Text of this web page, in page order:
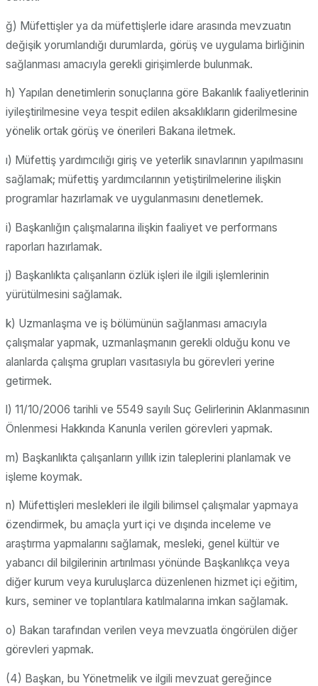
ğ) Müfettişler ya da müfettişlerle idare arasında mevzuatın
değişik yorumlandığı durumlarda, görüş ve uygulama birliğinin
sağlanması amacıyla gerekli girişimlerde bulunmak.
h) Yapılan denetimlerin sonuçlarına göre Bakanlık faaliyetlerinin
iyileştirilmesine veya tespit edilen aksaklıkların giderilmesine
yönelik ortak görüş ve önerileri Bakana iletmek.
ı) Müfettiş yardımcılığı giriş ve yeterlik sınavlarının yapılmasını
sağlamak; müfettiş yardımcılarının yetiştirilmelerine ilişkin
programlar hazırlamak ve uygulanmasını denetlemek.
i) Başkanlığın çalışmalarına ilişkin faaliyet ve performans
raporları hazırlamak.
j) Başkanlıkta çalışanların özlük işleri ile ilgili işlemlerinin
yürütülmesini sağlamak.
k) Uzmanlaşma ve iş bölümünün sağlanması amacıyla
çalışmalar yapmak, uzmanlaşmanın gerekli olduğu konu ve
alanlarda çalışma grupları vasıtasıyla bu görevleri yerine
getirmek.
l) 11/10/2006 tarihli ve 5549 sayılı Suç Gelirlerinin Aklanmasının
Önlenmesi Hakkında Kanunla verilen görevleri yapmak.
m) Başkanlıkta çalışanların yıllık izin taleplerini planlamak ve
işleme koymak.
n) Müfettişleri meslekleri ile ilgili bilimsel çalışmalar yapmaya
özendirmek, bu amaçla yurt içi ve dışında inceleme ve
araştırma yapmalarını sağlamak, mesleki, genel kültür ve
yabancı dil bilgilerinin artırılması yönünde Başkanlıkça veya
diğer kurum veya kuruluşlarca düzenlenen hizmet içi eğitim,
kurs, seminer ve toplantılara katılmalarına imkan sağlamak.
o) Bakan tarafından verilen veya mevzuatla öngörülen diğer
görevleri yapmak.
(4) Başkan, bu Yönetmelik ve ilgili mevzuat gereğince